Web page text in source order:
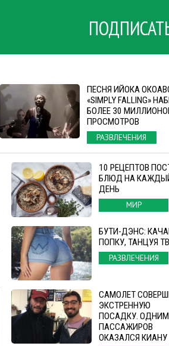
ПЕСНЯ ИЙОКА
«SIMPLY FALLING»
БОЛЕЕ 30
ПРОСМОТРОВ
РАЗВЛЕЧЕНИЯ
10 РЕЦЕПТОВ
БЛЮД НА
ДЕНЬ
МИР
БУТИ-ДЭНС:
ПОПКУ, ТАНЦУЯ
РАЗВЛЕЧЕНИЯ
САМОЛЕТ
ЭКСТРЕННУЮ
ПОСАДКУ.
ПАССАЖИРОВ
ОКАЗАЛСЯ КИАНУ